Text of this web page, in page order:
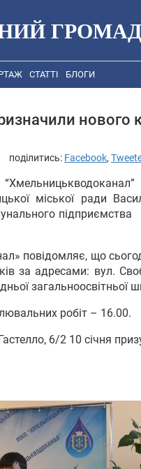
СТАТТІ БЛОГИ
нового
поділитись: Facebook,
міської ради
повідомляє, що
за адресами: вул.
загальноосвітньої
робіт – 16.00.
6/2 10 січня